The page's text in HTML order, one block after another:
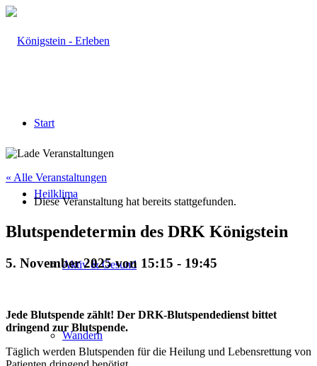
Start
Heilklima
Aktiv & Gesund
Wandern
« Alle Veranstaltungen
Diese Veranstaltung hat bereits stattgefunden.
Blutspendetermin des DRK Königstein
5. November 2025 von 15:15 - 19:45
Jede Blutspende zählt! Der DRK-Blutspendedienst bittet
dringend zur Blutspende.
Täglich werden Blutspenden für die Heilung und Lebensrettung von